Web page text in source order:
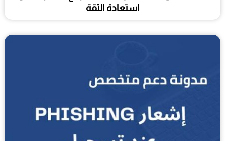
استعادة الثقة